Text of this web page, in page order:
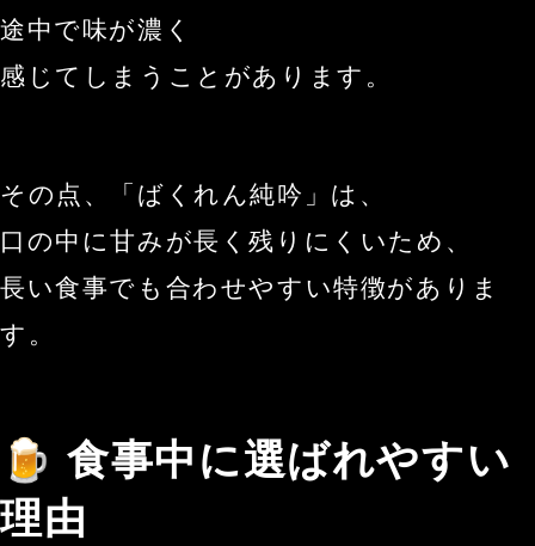
途中で味が濃く
感じてしまうことがあります。
その点、「ばくれん純吟」は、
口の中に甘みが長く残りにくいため、
長い食事でも合わせやすい特徴がありま
す。
🍺 食事中に選ばれやすい
理由